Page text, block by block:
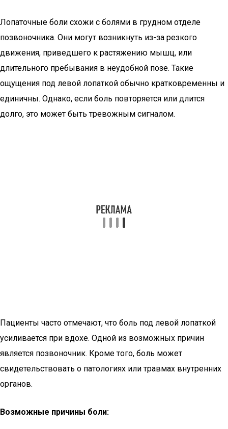
Лопаточные боли схожи с болями в грудном отделе
позвоночника. Они могут возникнуть из-за резкого
движения, приведшего к растяжению мышц, или
длительного пребывания в неудобной позе. Такие
ощущения под левой лопаткой обычно кратковременны и
единичны. Однако, если боль повторяется или длится
долго, это может быть тревожным сигналом.
Пациенты часто отмечают, что боль под левой лопаткой
усиливается при вдохе. Одной из возможных причин
является позвоночник. Кроме того, боль может
свидетельствовать о патологиях или травмах внутренних
органов.
Возможные причины боли: